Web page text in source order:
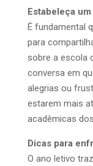
Estabeleça
É fundamental
para
sobre a escola
conversa em
alegrias ou
estarem mais
acadêmicas
Dicas para
O ano letivo